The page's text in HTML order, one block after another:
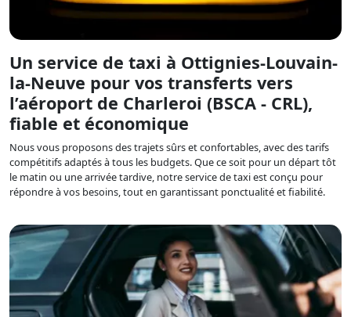
Un service de taxi à Ottignies-Louvain-
la-Neuve pour vos transferts vers
l’aéroport de Charleroi (BSCA - CRL),
fiable et économique
Nous vous proposons des trajets sûrs et confortables, avec des tarifs
compétitifs adaptés à tous les budgets. Que ce soit pour un départ tôt
le matin ou une arrivée tardive, notre service de taxi est conçu pour
répondre à vos besoins, tout en garantissant ponctualité et fiabilité.